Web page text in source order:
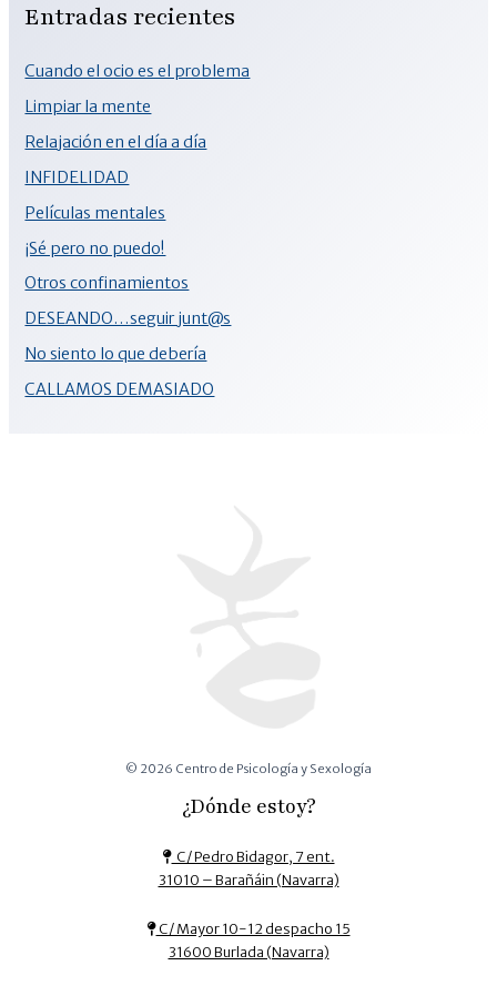
Entradas recientes
Cuando el ocio es el problema
Limpiar la mente
Relajación en el día a día
INFIDELIDAD
Películas mentales
¡Sé pero no puedo!
Otros confinamientos
DESEANDO…seguir junt@s
No siento lo que debería
CALLAMOS DEMASIADO
© 2026 Centro de Psicología y Sexología
¿Dónde estoy?
C/ Pedro Bidagor, 7 ent.
31010 – Barañáin (Navarra)
C/ Mayor 10-12 despacho 15
31600 Burlada (Navarra)